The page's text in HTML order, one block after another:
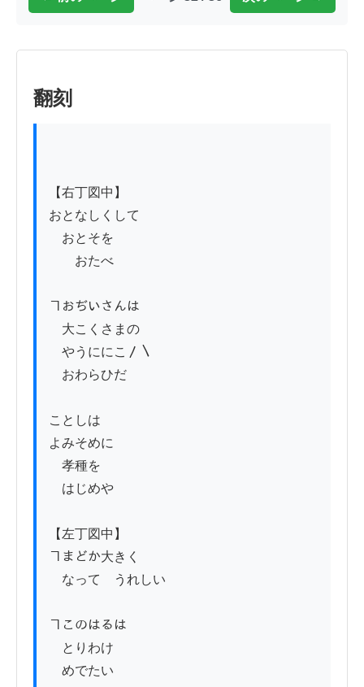
翻刻
【右丁図中】
おとなしくして
おとそを
おたべ
ヿおぢいさんは
大こくさまの
やうににこ〳〵
おわらひだ
ことしは
よみそめに
孝種を
はじめや
【左丁図中】
ヿまどか大きく
なって　うれしい
ヿこのはるは
とりわけ
めでたい